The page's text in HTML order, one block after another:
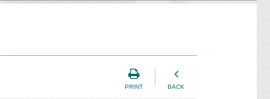
PRINT BACK